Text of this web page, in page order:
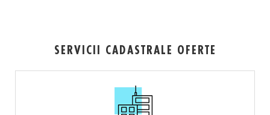
SERVICII CADASTRALE OFERTE